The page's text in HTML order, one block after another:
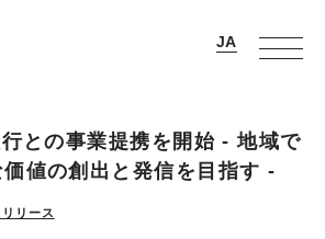
との事業提携を開始 ‐ 地域で
値の創出と発信を目指す ‐
リース